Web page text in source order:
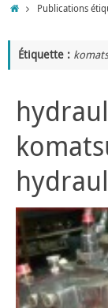
AccueilPublications
Étiquette :